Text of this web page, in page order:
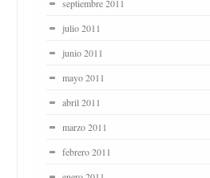
septiembre 2011
julio 2011
junio 2011
mayo 2011
abril 2011
marzo 2011
febrero 2011